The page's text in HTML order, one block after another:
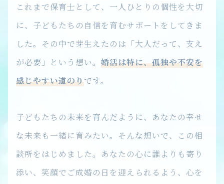
これまで保育士として、一人ひとりの個性を大切
に、子どもたちの自信を育むサポートをしてきま
した。その中で芽生えたのは「大人だって、支え
が必要」という想い。 婚活は特に、孤独や不安を
感じやすい道のりです。
子どもたちの未来を育んだように、あなたの幸せ
な未来も一緒に育みたい。そんな想いで、この相
談所をはじめました。あなたの心に誰よりも寄り
添い、笑顔でご成婚の日を迎えられるよう、心を